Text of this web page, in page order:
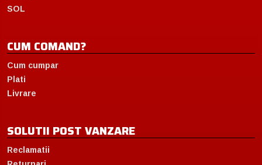
SOL
CUM COMAND?
Cum cumpar
Plati
Livrare
SOLUTII POST VANZARE
Reclamatii